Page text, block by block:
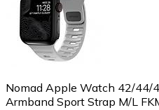
Nomad Apple Watch 42/44/
Armband Sport Strap M/L